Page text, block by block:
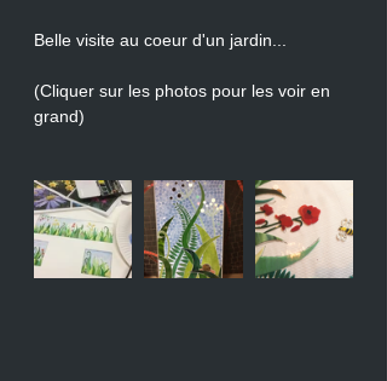
Belle visite au coeur d'un jardin...
(Cliquer sur les photos pour les voir en
grand)